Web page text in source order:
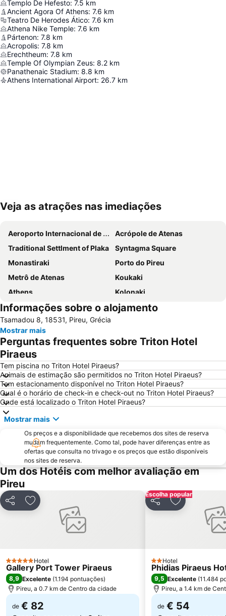
Templo De Hefesto: 7.5 km
Ancient Agora Of Athens: 7.6 km
Teatro De Herodes Ático: 7.6 km
Athena Nike Temple: 7.6 km
Pártenon: 7.8 km
Acropolis: 7.8 km
Erechtheum: 7.8 km
Temple Of Olympian Zeus: 8.2 km
Panathenaic Stadium: 8.8 km
Athens International Airport: 26.7 km
Ampliar mapa
Veja as atrações nas imediações
Aeroporto Internacional de Atenas
Acrópole de Atenas
Traditional Settlment of Plaka
Syntagma Square
Monastiraki
Porto do Pireu
Metrô de Atenas
Koukaki
Athens
Kolonaki
Parthenon
Lavrio Port
Psirri
Megaron - Athens International Conference Centre
Christmas at Syntagma Square
War Museum
Praia Astir
Odeon de Herodes Ático
Areios Pagos
Templo de Zeus Olímpico
Omonia
Avlaki
Templo de Poseidon
OAKA Olympic Stadium
Rafina Port
Museu da Acrópole
Passeio por Atenas
Pedion Areos
Neo Iraklio Attikis
Egaleo
Temple of Rome and Augustus
Thissio
Agia Paraskevi
Metropolitan EXPO
Makronisos
Piraeus Center
Ναοῦ Agia Paraskevi
Esrever On
Athens University
Merlin de Douai Mansion The Embassy of France
Museu Nacional de Arqueologia
Informações sobre o alojamento
Tsamadou 8, 18531, Pireu, Grécia
Mostrar mais
Perguntas frequentes sobre Triton Hotel
Piraeus
Tem piscina no Triton Hotel Piraeus?
Animais de estimação são permitidos no Triton Hotel Piraeus?
Tem estacionamento disponível no Triton Hotel Piraeus?
Qual é o horário de check-in e check-out no Triton Hotel Piraeus?
Onde está localizado o Triton Hotel Piraeus?
Mostrar mais
Os preços e a disponibilidade que recebemos dos sites de reserva
mudam frequentemente. Como tal, pode haver diferenças entre as
ofertas que consulta no trivago e os preços que estão disponíveis
nos sites de reserva.
Um dos Hotéis com melhor avaliação em
Pireu
PartilharAdicionar aos favoritos
5 EstrelasHotel
Gallery Port Tower Piraeus
8,9 Excelente (1.194 pontuações)
Pireu, a 0.7 km de Centro da cidade
de € 82
Escolha popular
PartilharAdicionar
2 Estrelas
Hotel
Phidias Piraeus
9,5 Excelente (11.484
Pireu, a 1.4 km de
de € 54